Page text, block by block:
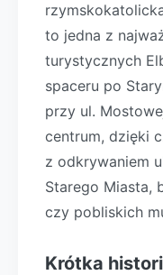
to jedna z
turystycznych
spaceru po
przy ul.
centrum, dzięki
z odkrywaniem
Starego Miasta,
czy pobliskich
Krótka